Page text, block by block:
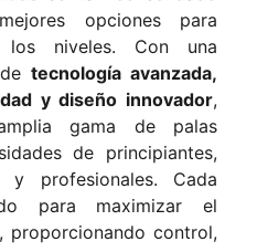
opciones para
niveles. Con una
tecnología avanzada,
y diseño innovador,
gama de palas
de principiantes,
y profesionales. Cada
para maximizar el
proporcionando control,